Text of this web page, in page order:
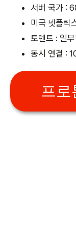
서버 국가 :
미국 넷플릭
토렌트 : 일
동시 연결 :
프